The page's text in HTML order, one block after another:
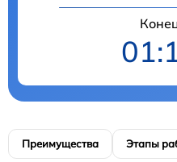
Преимущества Этапы